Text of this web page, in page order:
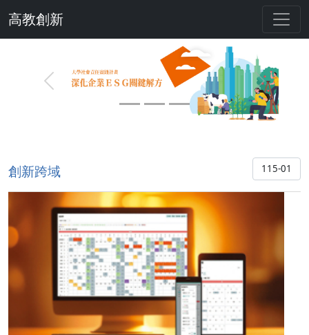
高教創新
Previous Next
創新跨域